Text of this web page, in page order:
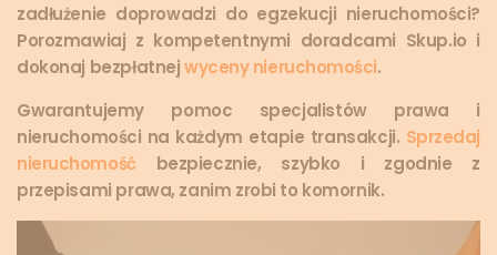
zadłużenie doprowadzi do egzekucji nieruchomości?
Porozmawiaj z kompetentnymi doradcami Skup.io i
dokonaj bezpłatnejwyceny nieruchomości.
Gwarantujemy pomoc specjalistów prawa i
nieruchomości na każdym etapie transakcji. Sprzedaj
nieruchomość bezpiecznie, szybko i zgodnie z
przepisami prawa, zanim zrobi to komornik.